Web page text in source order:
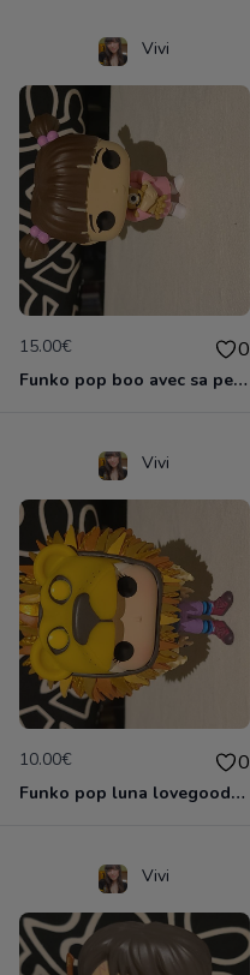
Vivi
15.00€ 0
Funko pop boo avec sa peluche
Vivi
10.00€ 0
Funko pop luna lovegood masque de lion
Vivi